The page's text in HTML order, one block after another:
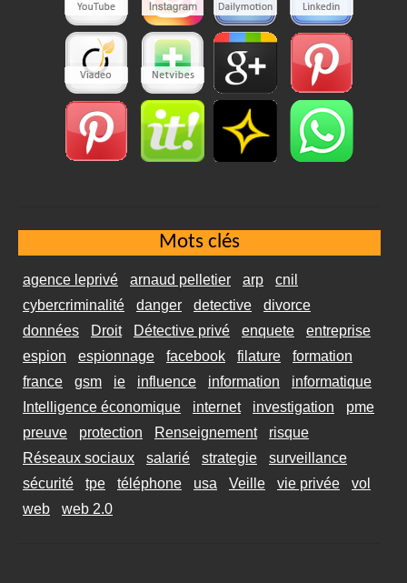
Mots clés
agence leprivé arnaud pelletier arp
cnil
cybercriminalité
danger detective
divorce
données
Droit Détective privé enquete
entreprise
espion
espionnage facebook filature
formation
france
gsm ie influence information
informatique
Intelligence économique
internet investigation
pme
preuve
protection Renseignement
risque
Réseaux sociaux
salarié strategie
surveillance
sécurité
tpe téléphone usa Veille vie privée
vol
web
web 2.0